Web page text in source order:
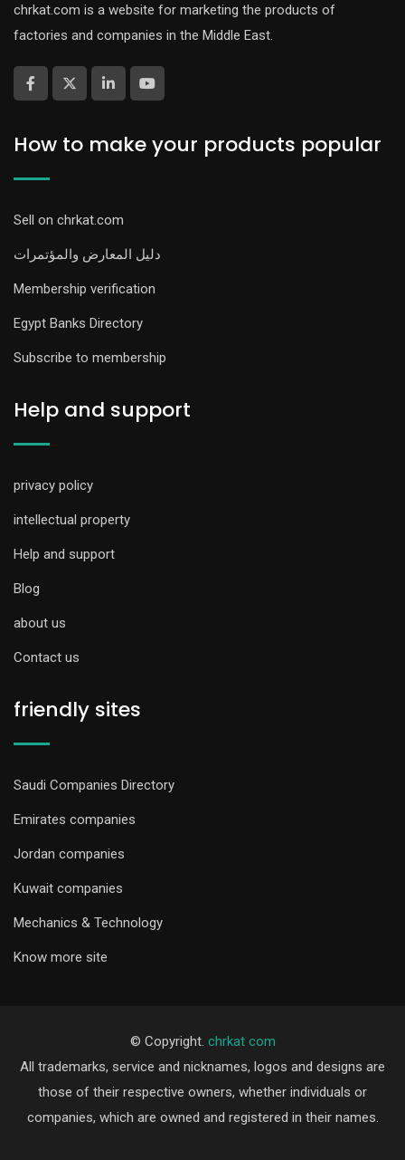
chrkat.com is a website for marketing the products of
factories and companies in the Middle East.
How to make your products popular
Sell on chrkat.com
دليل المعارض والمؤتمرات
Membership verification
Egypt Banks Directory
Subscribe to membership
Help and support
privacy policy
intellectual property
Help and support
Blog
about us
Contact us
friendly sites
Saudi Companies Directory
Emirates companies
Jordan companies
Kuwait companies
Mechanics & Technology
Know more site
© Copyright. chrkat com
All trademarks, service and nicknames, logos and designs are
those of their respective owners, whether individuals or
companies, which are owned and registered in their names.